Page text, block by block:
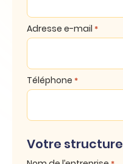
Adresse e-mail *
Téléphone *
Votre structure